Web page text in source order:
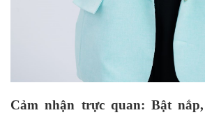
Cảm nhận trực quan: Bật